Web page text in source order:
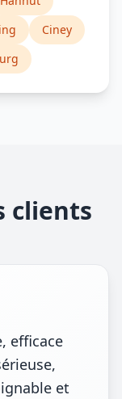
Ciney
clients
efficace
et